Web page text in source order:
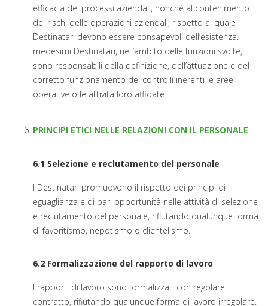
efficacia dei processi aziendali, nonché al contenimento
dei rischi delle operazioni aziendali, rispetto al quale i
Destinatari devono essere consapevoli dell’esistenza. I
medesimi Destinatari, nell’ambito delle funzioni svolte,
sono responsabili della definizione, dell’attuazione e del
corretto funzionamento dei controlli inerenti le aree
operative o le attività loro affidate.
PRINCIPI ETICI NELLE RELAZIONI CON IL PERSONALE
6.1 Selezione e reclutamento del personale
I Destinatari promuovono il rispetto dei principi di
eguaglianza e di pari opportunità nelle attività di selezione
e reclutamento del personale, rifiutando qualunque forma
di favoritismo, nepotismo o clientelismo.
6.2 Formalizzazione del rapporto di lavoro
I rapporti di lavoro sono formalizzati con regolare
contratto, rifiutando qualunque forma di lavoro irregolare.